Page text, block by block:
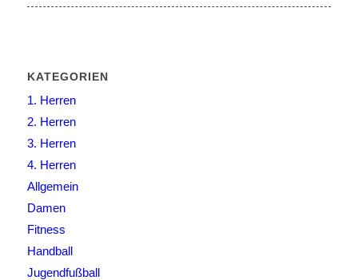
KATEGORIEN
1. Herren
2. Herren
3. Herren
4. Herren
Allgemein
Damen
Fitness
Handball
Jugendfußball